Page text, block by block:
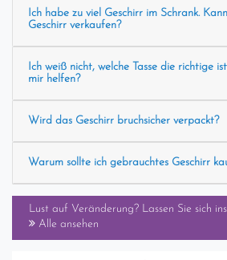
Ich habe zu viel Geschirr im Schrank.
Geschirr verkaufen?
Ich weiß nicht, welche Tasse die richtige
mir helfen?
Wird das Geschirr bruchsicher verpackt?
Warum sollte ich gebrauchtes Geschirr
Lust auf Veränderung? Lassen Sie sich
Alle ansehen